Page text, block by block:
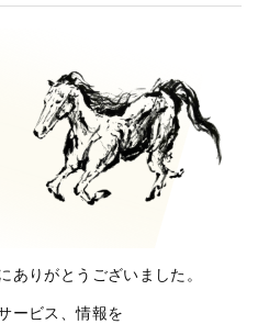
ありがとうございました。
ービス、情報を